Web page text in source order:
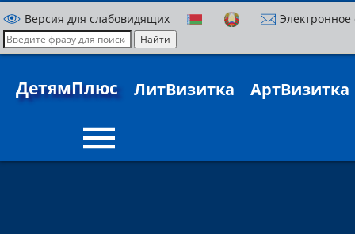
Версия для слабовидящих
ДетямПлюс ЛитВизитка АртВизитка